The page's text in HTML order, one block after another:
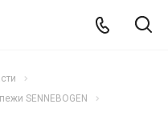
SENNEBOGEN